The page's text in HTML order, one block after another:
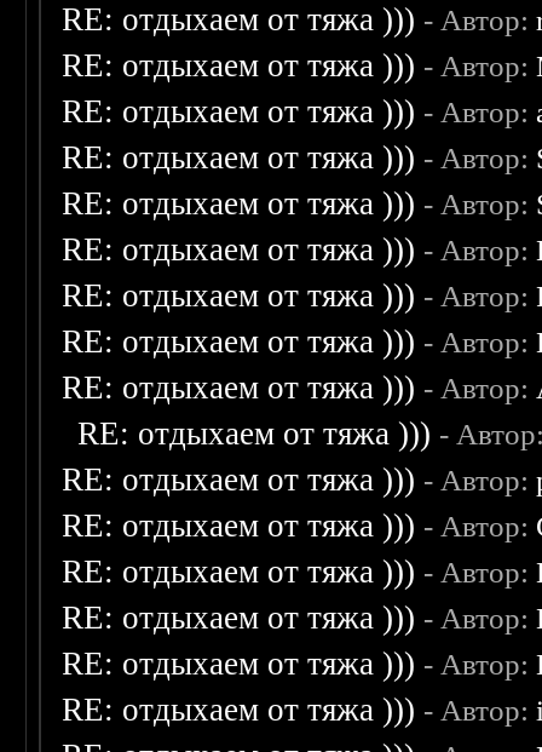
RE: отдыхаем от тяжа ))) - Автор:
RE: отдыхаем от тяжа ))) - Автор:
RE: отдыхаем от тяжа ))) - Автор:
RE: отдыхаем от тяжа ))) - Автор:
RE: отдыхаем от тяжа ))) - Автор:
RE: отдыхаем от тяжа ))) - Автор:
RE: отдыхаем от тяжа ))) - Автор:
RE: отдыхаем от тяжа ))) - Автор:
RE: отдыхаем от тяжа ))) - Автор:
RE: отдыхаем от тяжа ))) -
RE: отдыхаем от тяжа ))) - Автор:
RE: отдыхаем от тяжа ))) - Автор:
RE: отдыхаем от тяжа ))) - Автор:
RE: отдыхаем от тяжа ))) - Автор:
RE: отдыхаем от тяжа ))) - Автор:
RE: отдыхаем от тяжа ))) - Автор: